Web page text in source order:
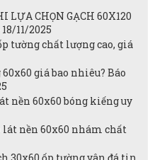
LỰA CHỌN GẠCH 60X120
11/2025
tường chất lượng cao, giá
giá bao nhiêu? Báo
nền 60x60 bóng kiếng uy
lát nền 60x60 nhám chất
30x60 ốp tường vân đá tin